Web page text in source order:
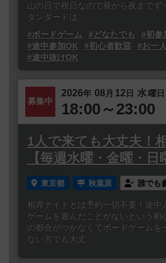
山の日で祝日なので昼から夜までず
タンダードは...
#ボードゲーム
#どなたでも
#初参
#途中参加OK
#初心者歓迎
#お一
#途中抜けOK
募集中
2026年 08 月 12日 水曜日
18:00～23:00
1人で来ても大丈夫！
【毎週水曜・金曜・日
東京都 秋葉原 誰でも
相席ナイトとは予約一切不要！途中
ゲームを遊んだことがないという初
の都合がつかなくてボードゲームを
ない方でも大丈...